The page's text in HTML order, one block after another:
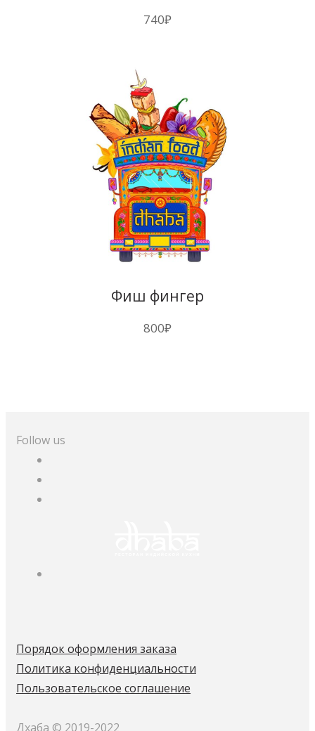
740₽
Фиш фингер
800₽
Follow us
Порядок оформления заказа
Политика конфиденциальности
Пользовательское соглашение
Дхаба © 2019-2022